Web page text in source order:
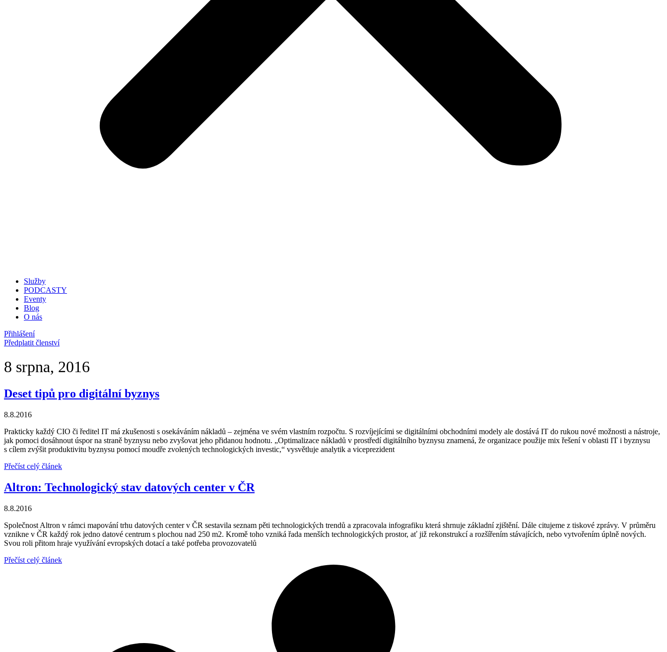
Služby
PODCASTY
Eventy
Blog
O nás
Přihlášení
Předplatit členství
8 srpna, 2016
Deset tipů pro digitální byznys
8.8.2016
Prakticky každý CIO či ředitel IT má zkušenosti s osekáváním nákladů – zejména ve svém vlastním rozpočtu. S rozvíjejícími se digitálními obchodními modely ale dostává IT do rukou nové možnosti a nástroje,
jak pomoci dosáhnout úspor na straně byznysu nebo zvyšovat jeho přidanou hodnotu. „Optimalizace nákladů v prostředí digitálního byznysu znamená, že organizace použije mix řešení v oblasti IT i byznysu
s cílem zvýšit produktivitu byznysu pomocí moudře zvolených technologických investic,“ vysvětluje analytik a viceprezident
Přečíst celý článek
Altron: Technologický stav datových center v ČR
8.8.2016
Společnost Altron v rámci mapování trhu datových center v ČR sestavila seznam pěti technologických trendů a zpracovala infografiku která shrnuje základní zjištění. Dále citujeme z tiskové zprávy. V průměru
vznikne v ČR každý rok jedno datové centrum s plochou nad 250 m2. Kromě toho vzniká řada menších technologických prostor, ať již rekonstrukcí a rozšířením stávajících, nebo vytvořením úplně nových.
Svou roli přitom hraje využívání evropských dotací a také potřeba provozovatelů
Přečíst celý článek